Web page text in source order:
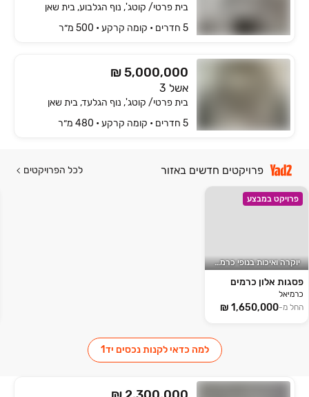
בית פרטי/ קוטג', נוף הגלבוע, בית שאן
5 חדרים • קומה ‎קרקע‏ • 500 מ״ר
₪ 5,000,000
אשל 3
בית פרטי/ קוטג', נוף הגלעד, בית שאן
5 חדרים • קומה ‎קרקע‏ • 480 מ״ר
פרויקטים חדשים באזור לכל הפרויקטים
פרויקט במבצע
יוקרה ואיכות בנופי כרמיאל
פסגות אלון כרמים
כרמיאל
החל מ-
למה כדאי לקנות נכסים יד1